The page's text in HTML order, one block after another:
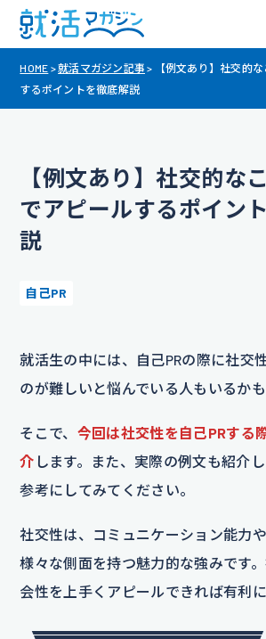
HOME >就活マガジン記事 >
【例文あり】社交的
するポイントを徹底解説
【例文あり】社交的な
でアピールするポイン
説
自己PR
就活生の中には、自己PRの際に社交
のが難しいと悩んでいる人もいるかも
そこで、 今回は社交性を自己PRする
介 します。また、実際の例文も紹介
参考にしてみてください。
社交性は、コミュニケーション能力や
様々な側面を持つ魅力的な強みです
会性を上手くアピールできれば有利に